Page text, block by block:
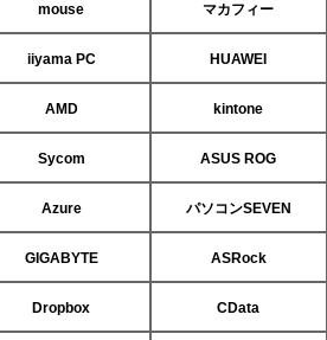
mouse マカフィー
iiyama PC HUAWEI
AMD kintone
Sycom ASUS ROG
Azure パソコンSEVEN
GIGABYTE ASRock
Dropbox CData